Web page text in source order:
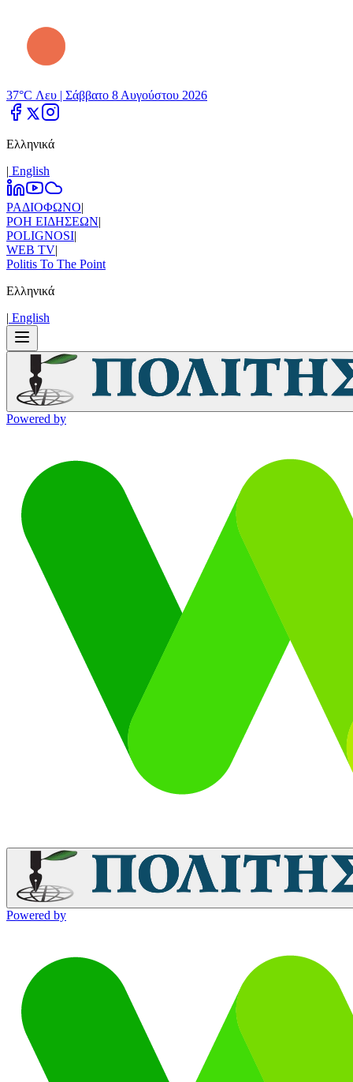
37°C Λευ | Σάββατο 8 Αυγούστου 2026
Ελληνικά
| Εnglish
ΡΑΔΙΟΦΩΝΟ|
ΡΟΗ ΕΙΔΗΣΕΩΝ|
POLIGNOSI|
WEB TV|
Politis To The Point
Ελληνικά
| Εnglish
Powered by
Powered by